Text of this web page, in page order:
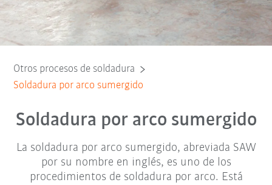
Otros procesos de soldadura
Soldadura por arco sumergido
Soldadura por arco sumergido
La soldadura por arco sumergido, abreviada SAW
por su nombre en inglés, es uno de los
procedimientos de soldadura por arco. Está